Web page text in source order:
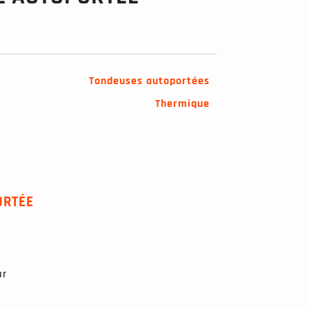
Tondeuses autoportées
Thermique